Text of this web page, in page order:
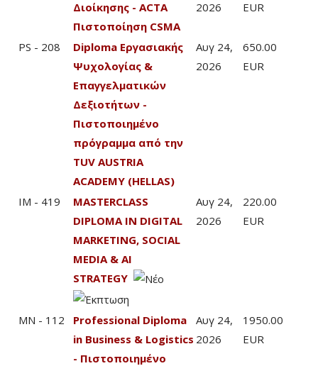
Διοίκησης - ACTA
Πιστοποίηση CSMA
2026
EUR
PS - 208
Diploma Εργασιακής
Ψυχολογίας &
Επαγγελματικών
Δεξιοτήτων -
Πιστοποιημένο
πρόγραμμα από την
TUV AUSTRIA
ACADEMY (HELLAS)
Αυγ 24,
2026
650.00
EUR
IM - 419
MASTERCLASS
DIPLOMA IN DIGITAL
MARKETING, SOCIAL
MEDIA & AI
STRATEGY
Αυγ 24,
2026
220.00
EUR
MN - 112
Professional Diploma
in Business & Logistics
- Πιστοποιημένο
Αυγ 24,
2026
1950.00
EUR